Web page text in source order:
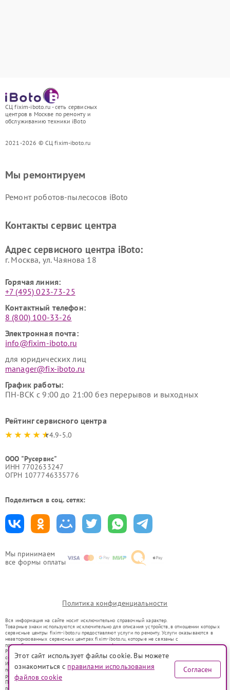
СЦ fixim-iboto.ru - сеть сервисных
центров в Москве по ремонту и
обслуживанию техники iBoto
2021-2026 © СЦ fixim-iboto.ru
Мы принимаем
все формы оплаты
Мы ремонтируем
Ремонт роботов-пылесосов iBoto
Контакты сервис центра
Адрес сервисного центра iBoto:
г. Москва, ул. Чаянова 18
Горячая линия:
+7 (495) 023-73-25
Контактный телефон:
8 (800) 100-33-26
Электронная почта:
info@fixim-iboto.ru
для юридических лиц
manager@fix-iboto.ru
График работы:
ПН-ВСК с 9:00 до 21:00 без перерывов и выходных
Рейтинг сервисного центра
4.9-5.0
ООО "Русервис"
ИНН 7702633247
ОГРН 1077746335776
Поделиться в соц. сетях:
Политика конфиденциальности
Вся информация на сайте носит исключительно справочный характер.
Товарные знаки используются исключительно для описания устройств, в отношении которых
сервисные центры fixim-iboto.ru предоставляют услуги по ремонту. Услуги оказываются в
неавторизованных сервисных центрах fixim-iboto.ru, которые не связаны с
правообладателями товарных знаков или их официальными представителями.
Ремонт осуществляется для устройств, уже введенных в гражданский оборот в соответствии
со статьей 1487 ГК РФ.
Использование товарных знаков не преследует цели индивидуализации услуг или введения
потребителей в заблуждение, а служит для информирования о предоставляемых услугах по
ремонту техники указанных брендов.
Представленная на сайте информация не является публичной офертой, определяемой
положениями Статьи 437(2) Гражданского кодекса РФ
Этот сайт использует файлы cookie. Вы можете
ознакомиться с правилами использования
файлов cookie
Согласен